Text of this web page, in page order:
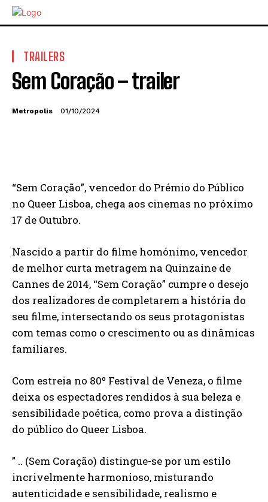
TRAILERS
Sem Coração – trailer
Metropolis 01/10/2024
“Sem Coração”, vencedor do Prémio do Público
no Queer Lisboa, chega aos cinemas no próximo
17 de Outubro.
Nascido a partir do filme homónimo, vencedor
de melhor curta metragem na Quinzaine de
Cannes de 2014, “Sem Coração” cumpre o desejo
dos realizadores de completarem a história do
seu filme, intersectando os seus protagonistas
com temas como o crescimento ou as dinâmicas
familiares.
Com estreia no 80º Festival de Veneza, o filme
deixa os espectadores rendidos à sua beleza e
sensibilidade poética, como prova a distinção
do público do Queer Lisboa.
” .. (Sem Coração) distingue-se por um estilo
incrivelmente harmonioso, misturando
autenticidade e sensibilidade, realismo e